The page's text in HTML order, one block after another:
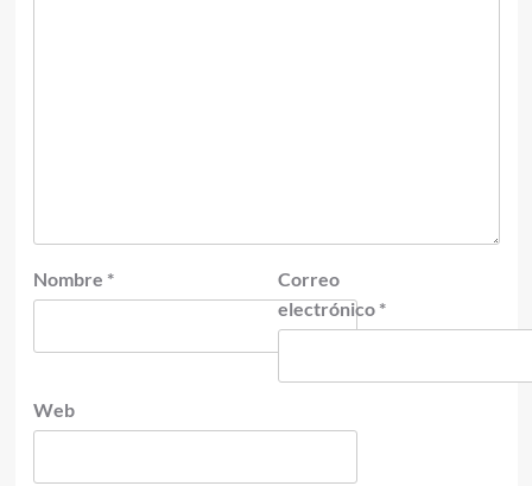
Nombre *
Correo
electrónico *
Web